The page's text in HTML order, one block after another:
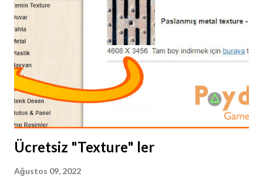
Ücretsiz "Texture" ler
Ağustos 09, 2022